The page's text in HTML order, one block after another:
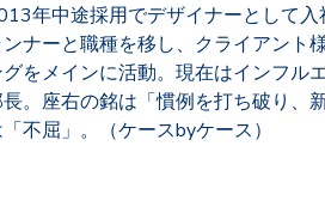
年中途採用でデザイナーとして
ンナーと職種を移し、クライアント
グをメインに活動。現在はインフル
。座右の銘は「慣例を打ち破り、
不屈」。（ケースbyケース）